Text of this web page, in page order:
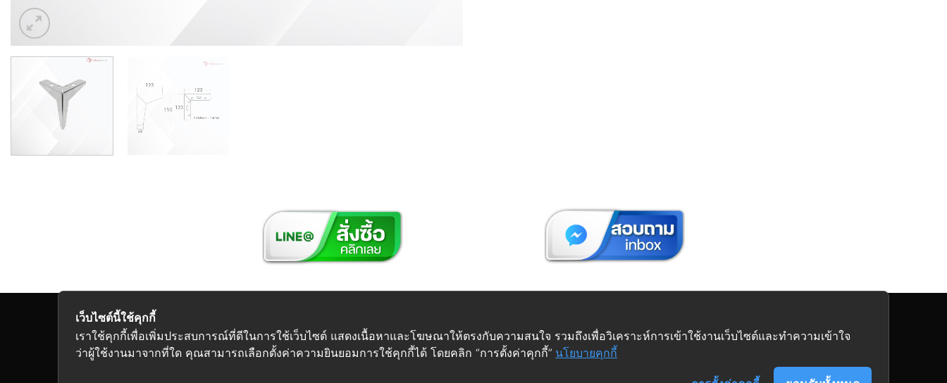
Copyright 2026 © Futuretech Intermarketing Co., Ltd. ศูนย์รวมอุปกรณ์เฟอร์นิเจอร์ครบวงจร
เว็บไซต์นี้ใช้คุกกี้
เราใช้คุกกี้เพื่อเพิ่มประสบการณ์ที่ดีในการใช้เว็บไซต์ แสดงเนื้อหาและโฆษณาให้ตรงกับความสนใจ รวมถึงเพื่อวิเคราะห์การเข้าใช้งานเว็บไซต์และทำความเข้าใจ
ว่าผู้ใช้งานมาจากที่ใด คุณสามารถเลือกตั้งค่าความยินยอมการใช้คุกกี้ได้ โดยคลิก “การตั้งค่าคุกกี้” นโยบายคุกกี้